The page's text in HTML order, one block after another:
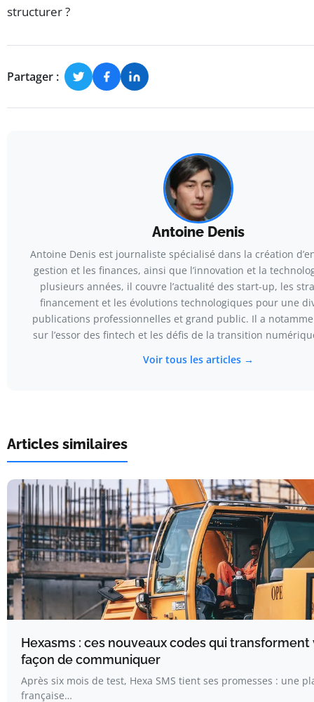
structurer ?
Partager :
Antoine Denis
Antoine Denis est journaliste spécialisé dans la création
gestion et les finances, ainsi que l’innovation et la
plusieurs années, il couvre l’actualité des start-up, les
financement et les évolutions technologiques pour une
publications professionnelles et grand public. Il a
sur l’essor des fintech et les défis de la transition
Voir tous les articles →
Articles similaires
Hexasms : ces nouveaux codes qui
façon de communiquer
Après six mois de test, Hexa SMS tient ses promesses : une
française…